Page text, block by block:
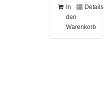
In
den
Warenkorb
Details